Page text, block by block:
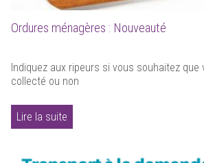
Ordures ménagères : Nouveauté
Indiquez aux ripeurs si vous souhaitez
collecté ou non
Lire la suite